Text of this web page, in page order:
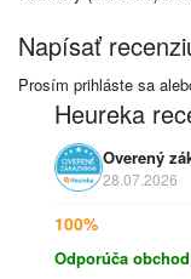
Napísať
Prosím prihláste sa
Heureka
Overený
28.07.2026
100%
Odporúča obchod